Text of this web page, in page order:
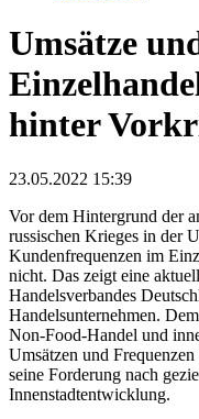
Umsätze
hinter
23.05.2022 15:39
Vor dem Hintergrund der
russischen Krieges in der
Kundenfrequenzen im
nicht. Das zeigt eine
Handelsverbandes
Handelsunternehmen.
Non-Food-Handel und
Umsätzen und
seine Forderung nach
Innenstadtentwicklung.